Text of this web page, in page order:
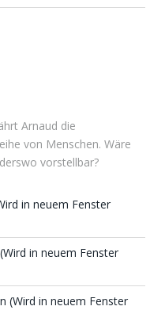
Arnaud die
von Menschen. Wäre
vorstellbar?
in neuem Fenster
in neuem Fenster
(Wird in neuem Fenster